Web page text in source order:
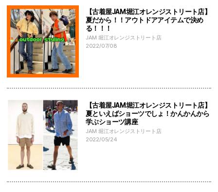
【古着屋JAM堀江オレンジストリート店】
夏だから！！アウトドアアイテムで決め
る！！！
JAM 堀江オレンジストリート店
2022/07/08
【古着屋JAM堀江オレンジストリート店】
夏といえばショーツでしょ！かんかんから
学ぶショーツ講座
JAM 堀江オレンジストリート店
2022/05/24